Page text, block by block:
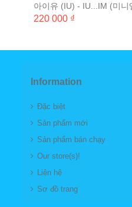
아이유 (IU) - IU...IM (미니
2집)
220 000 ₫
Information
Đặc biệt
Sản phẩm mới
Sản phẩm bán chạy
Our store(s)!
Liên hệ
Sơ đồ trang